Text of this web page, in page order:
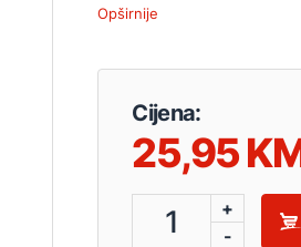
Opširnije
Cijena:
25,95
1
+
-